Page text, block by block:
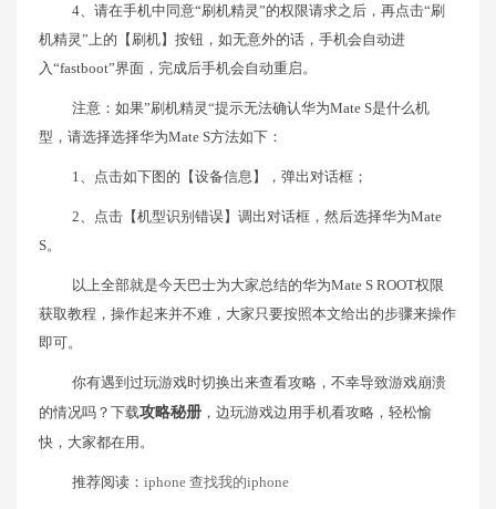
4、请在手机中同意“刷机精灵”的权限请求之后，再点击“刷
机精灵”上的【刷机】按钮，如无意外的话，手机会自动进
入“fastboot”界面，完成后手机会自动重启。
注意：如果”刷机精灵“提示无法确认华为Mate S是什么机
型，请选择选择华为Mate S方法如下：
1、点击如下图的【设备信息】，弹出对话框；
2、点击【机型识别错误】调出对话框，然后选择华为Mate
S。
以上全部就是今天巴士为大家总结的华为Mate S ROOT权限
获取教程，操作起来并不难，大家只要按照本文给出的步骤来操作
即可。
你有遇到过玩游戏时切换出来查看攻略，不幸导致游戏崩溃
的情况吗？下载攻略秘册 ，边玩游戏边用手机看攻略，轻松愉
快，大家都在用。
推荐阅读： iphone 查找我的iphone